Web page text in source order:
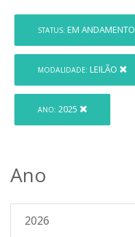
STATUS: EM ANDAMENTO
MODALIDADE: LEILÃO
ANO: 2025
Ano
2026